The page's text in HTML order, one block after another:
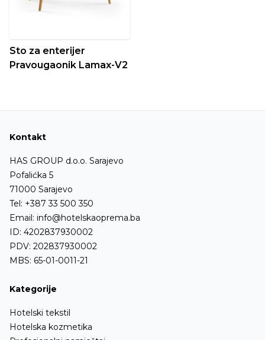
Sto za enterijer
Pravougaonik Lamax-V2
Kontakt
HAS GROUP d.o.o. Sarajevo
Pofalićka 5
71000 Sarajevo
Tel: +387 33 500 350
Email: info@hotelskaoprema.ba
ID: 4202837930002
PDV: 202837930002
MBS: 65-01-0011-21
Kategorije
Hotelski tekstil
Hotelska kozmetika